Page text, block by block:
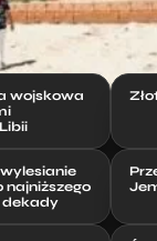
wojskowa
najniższego
dekady